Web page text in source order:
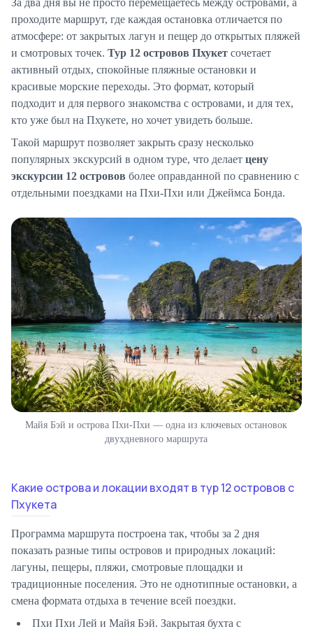
проходите маршрут, где каждая остановка отличается по
атмосфере: от закрытых лагун и пещер до открытых пляжей
и смотровых точек. Тур 12 островов Пхукет сочетает
активный отдых, спокойные пляжные остановки и
красивые морские переходы. Это формат, который
подходит и для первого знакомства с островами, и для тех,
кто уже был на Пхукете, но хочет увидеть больше.
Такой маршрут позволяет закрыть сразу несколько
популярных экскурсий в одном туре, что делает цену
экскурсии 12 островов более оправданной по сравнению с
отдельными поездками на Пхи-Пхи или Джеймса Бонда.
Майя Бэй и острова Пхи-Пхи — одна из ключевых остановок
двухдневного маршрута
Какие острова и локации входят в тур 12 островов с
Пхукета
Программа маршрута построена так, чтобы за 2 дня
показать разные типы островов и природных локаций:
лагуны, пещеры, пляжи, смотровые площадки и
традиционные поселения. Это не однотипные остановки, а
смена формата отдыха в течение всей поездки.
Пхи Пхи Лей и Майя Бэй.
Закрытая бухта с